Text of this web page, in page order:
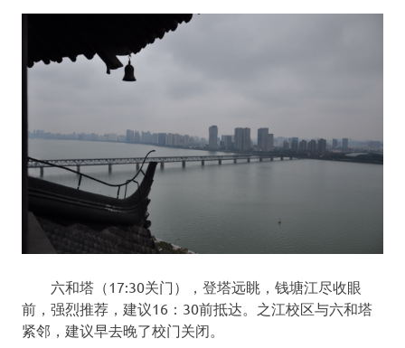
六和塔（17:30关门），登塔远眺，钱塘江尽收眼
前，强烈推荐，建议16：30前抵达。之江校区与六和塔
紧邻，建议早去晚了校门关闭。